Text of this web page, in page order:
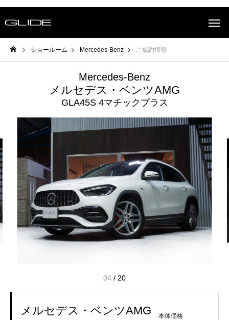
ショールーム Mercedes-Benz ご成約情報
Mercedes-Benz
メルセデス・ベンツAMG
GLA45S 4マチックプラス
04 / 20
メルセデス・ベンツAMG 本体価格